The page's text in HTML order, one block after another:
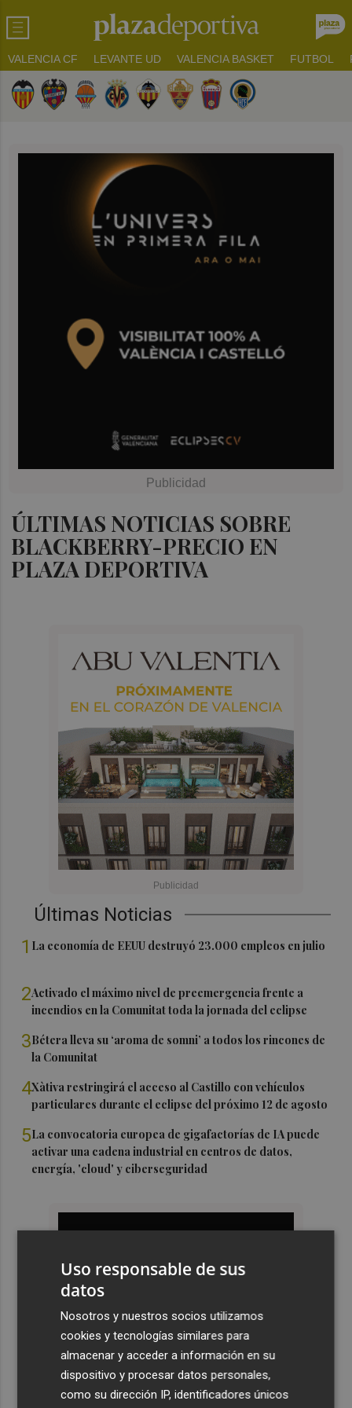
VALENCIA CF LEVANTE UD VALENCIA BASKET FUTBOL
ÚLTIMAS NOTICIAS SOBRE
BLACKBERRY-PRECIO EN
PLAZA DEPORTIVA
Últimas Noticias
1 La economía de EEUU destruyó 23.000 empleos en julio
2Activado el máximo nivel de preemergencia frente a
incendios en la Comunitat toda la jornada del eclipse
3Bétera lleva su ‘aroma de somni’ a todos los rincones de
la Comunitat
4Xàtiva restringirá el acceso al Castillo con vehículos
particulares durante el eclipse del próximo 12 de agosto
5La convocatoria europea de gigafactorías de IA puede
activar una cadena industrial en centros de datos,
energía, 'cloud' y ciberseguridad
Uso responsable de sus
datos
Nosotros y nuestros socios utilizamos
cookies y tecnologías similares para
almacenar y acceder a información en su
dispositivo y procesar datos personales,
como su dirección IP, identificadores únicos